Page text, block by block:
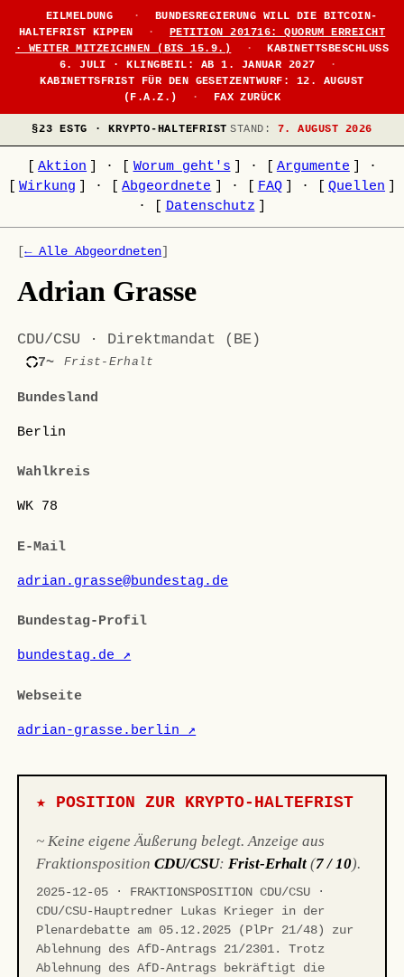
EILMELDUNG ·
BUNDESREGIERUNG WILL DIE BITCOIN-
HALTEFRIST KIPPEN
·
PETITION 201716: QUORUM ERREICHT
· WEITER MITZEICHNEN (BIS 15.9.)
·
KABINETTSBESCHLUSS
6. JULI · KLINGBEIL: AB 1. JANUAR 2027
·
KABINETTSFRIST FÜR DEN GESETZENTWURF: 12. AUGUST
(F.A.Z.)
· FAX ZURÜCK
§23 ESTG · KRYPTO-HALTEFRIST STAND: 7. AUGUST 2026
Aktion · Worum geht's · Argumente
·
Wirkung · Abgeordnete · FAQ · Quellen
·
Datenschutz
[← Alle Abgeordneten]
Adrian Grasse
CDU/CSU · Direktmandat (BE)
7~ Frist-Erhalt
Bundesland
Berlin
Wahlkreis
WK 78
E-Mail
adrian.grasse@bundestag.de
Bundestag-Profil
bundestag.de ↗
Webseite
adrian-grasse.berlin ↗
★ POSITION ZUR KRYPTO-HALTEFRIST
~ Keine eigene Äußerung belegt. Anzeige aus
FraktionspositionCDU/CSU: Frist-Erhalt (7 / 10).
2025-12-05 · FRAKTIONSPOSITION CDU/CSU ·
CDU/CSU-Hauptredner Lukas Krieger in der
Plenardebatte am 05.12.2025 (PlPr 21/48) zur
Ablehnung des AfD-Antrags 21/2301. Trotz
Ablehnung des AfD-Antrags bekräftigt die